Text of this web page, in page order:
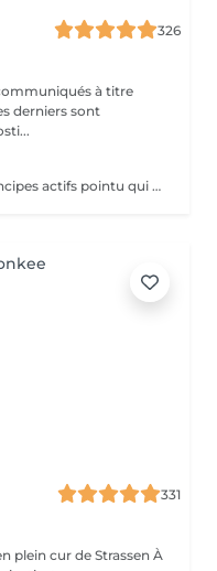
326
à titre
derniers sont
Un soin sur mesure, utilisant des principes actifs pointu qui vous aidera a la restructuration de vos mains ainsi que vos ongles. Une combination parfaite entre exfoliation et masque pour retrouver éclat et hydratation durable .
331
cur de Strassen À